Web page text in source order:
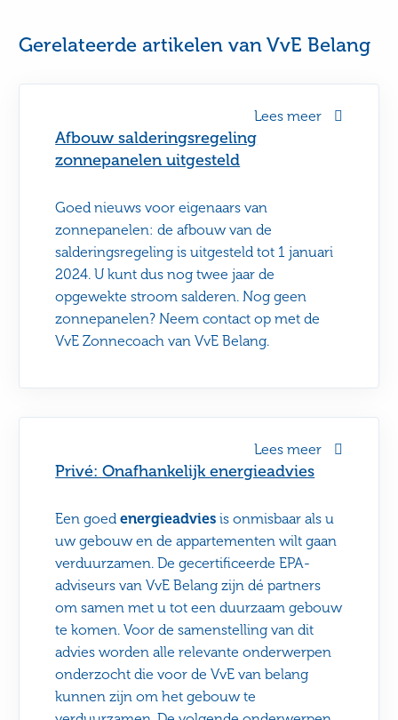
useful
Gerelateerde artikelen van VvE Belang
Privé: Onafhankelijk energieadvies
Een goedenergieadvies is onmisbaar als u
uw gebouw en de appartementen wilt gaan
verduurzamen. De gecertificeerde EPA-
adviseurs van VvE Belang zijn dé partners
om samen met u tot een duurzaam gebouw
te komen. Voor de samenstelling van dit
advies worden alle relevante onderwerpen
onderzocht die voor de VvE van belang
kunnen zijn om het gebouw te
Lees meer
Afbouw salderingsregeling
zonnepanelen uitgesteld
Goed nieuws voor eigenaars van
zonnepanelen: de afbouw van de
salderingsregeling is uitgesteld tot 1 januari
2024. U kunt dus nog twee jaar de
opgewekte stroom salderen. Nog geen
zonnepanelen? Neem contact op met de
VvE Zonnecoach van VvE Belang.
Lees meer